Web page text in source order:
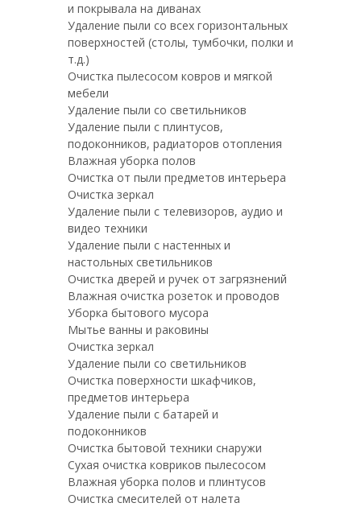
и покрывала на диванах
Удаление пыли со всех горизонтальных
поверхностей (столы, тумбочки, полки и
т.д.)
Очистка пылесосом ковров и мягкой
мебели
Удаление пыли со светильников
Удаление пыли с плинтусов,
подоконников, радиаторов отопления
Влажная уборка полов
Очистка от пыли предметов интерьера
Очистка зеркал
Удаление пыли с телевизоров, аудио и
видео техники
Удаление пыли с настенных и
настольных светильников
Очистка дверей и ручек от загрязнений
Влажная очистка розеток и проводов
Уборка бытового мусора
Мытье ванны и раковины
Очистка зеркал
Удаление пыли со светильников
Очистка поверхности шкафчиков,
предметов интерьера
Удаление пыли с батарей и
подоконников
Очистка бытовой техники снаружи
Сухая очистка ковриков пылесосом
Влажная уборка полов и плинтусов
Очистка смесителей от налета